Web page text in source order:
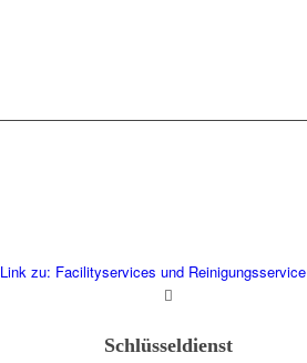
Link zu: Facilityservices und Reinigungsservice
Schlüsseldienst